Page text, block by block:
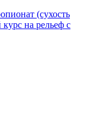
(сухость
на рельеф с